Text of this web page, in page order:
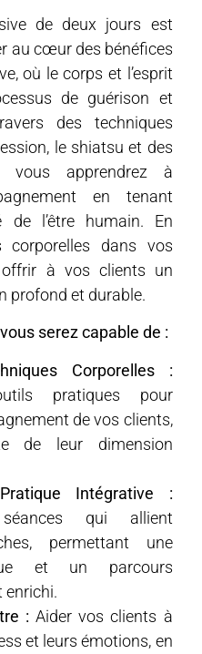
de deux jours est
au cœur des bénéfices
où le corps et l’esprit
de guérison et
des techniques
le shiatsu et des
vous apprendrez à
en tenant
l’être humain. En
corporelles dans vos
offrir à vos clients un
profond et durable.
serez capable de :
Corporelles :
pratiques pour
de vos clients,
de leur dimension
Intégrative :
qui allient
permettant une
et un parcours
enrichi.
:Aider vos clients à
et leurs émotions, en